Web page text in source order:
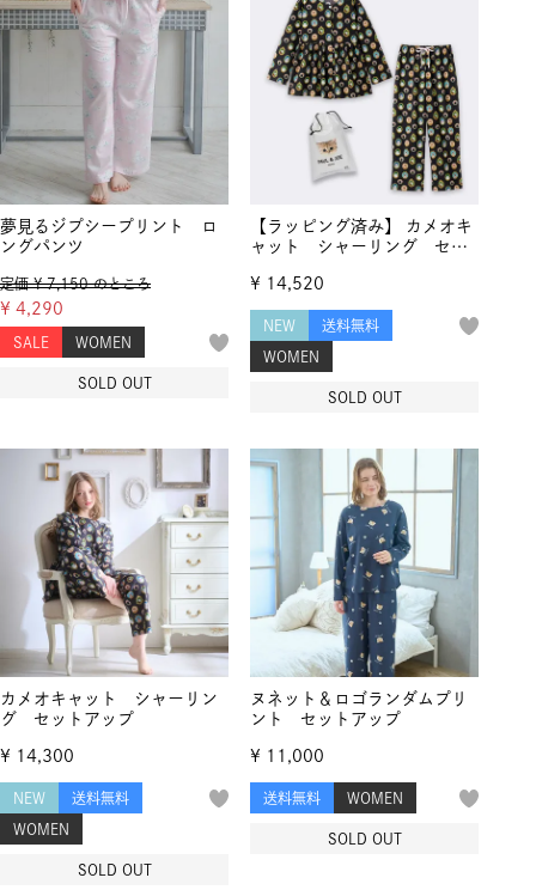
夢見るジプシープリント ロ
ングパンツ
定価 ¥ 7,150 のところ
¥ 4,290
SALE WOMEN
SOLD OUT
【ラッピング済み】 カメオキ
ャット シャーリング セッ
¥ 14,520
NEW 送料無料
WOMEN
SOLD OUT
カメオキャット シャーリン
グ セットアップ
¥ 14,300
NEW 送料無料
WOMEN
SOLD OUT
ヌネット＆ロゴランダムプリ
ント セットアップ
¥ 11,000
送料無料 WOMEN
SOLD OUT